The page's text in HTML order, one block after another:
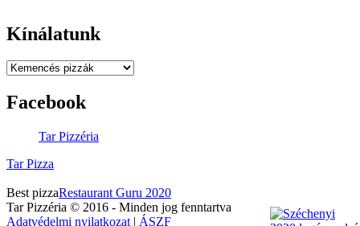
Kínálatunk
Facebook
Tar Pizzéria
Tar Pizza
Best pizzaRestaurant Guru 2020
Tar Pizzéria © 2016 - Minden jog fenntartva
Adatvédelmi nyilatkozat | ÁSZF